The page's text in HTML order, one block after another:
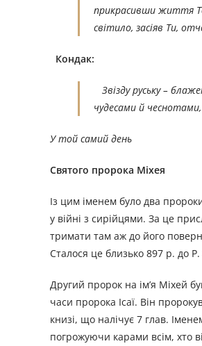
прикрасивши життя
світило, засіяв Ти,
Кондак:
Звізду руську –
чудесами й
У той самий день
Святого пророка Міхея
Із цим іменем було два
у війні з сирійцями. За це
тримати там аж до його
Сталося це близько 897 р. до
Другий пророк на ім’я Міхей
часи пророка Ісаї. Він
книзі, що налічує 7 глав.
погрожуючи карами всім, хто